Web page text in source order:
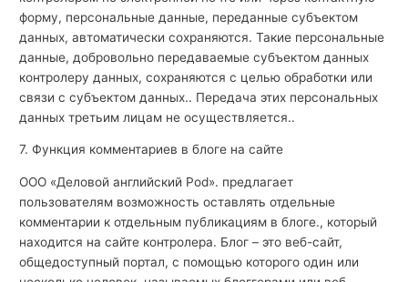
форму, персональные данные, переданные субъектом
данных, автоматически сохраняются. Такие персональные
данные, добровольно передаваемые субъектом данных
контролеру данных, сохраняются с целью обработки или
связи с субъектом данных.. Передача этих персональных
данных третьим лицам не осуществляется..
7. Функция комментариев в блоге на сайте
ООО «Деловой английский Pod». предлагает
пользователям возможность оставлять отдельные
комментарии к отдельным публикациям в блоге., который
находится на сайте контролера. Блог – это веб-сайт,
общедоступный портал, с помощью которого один или